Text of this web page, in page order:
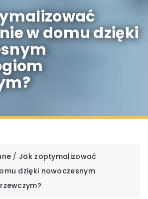
w domu dzięki
/ Jak zoptymalizować
dzięki nowoczesnym